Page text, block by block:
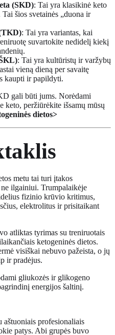
(SKD): Tai yra klasikinė keto
šios svetainės „duona ir
: Tai yra variantas, kai
suvartokite nedidelį kiekį
: Tai yra kultūristų ir varžybų
vieną dieną per savaitę
kaupti ir papildyti.
gali būti jums. Norėdami
keto, peržiūrėkite išsamų mūsų
dietos>
metu tai turi įtakos
ilgainiui. Trumpalaikėje
fizinio krūvio kritimus,
elektrolitus ir prisitaikant
atliktas tyrimas su treniruotais
ketogeninės dietos.
visiškai nebuvo pažeista, o jų
ir pradėjus.
gliukozės ir glikogeno
energijos šaltinį.
aštuoniais profesionaliais
patys. Abi grupės buvo